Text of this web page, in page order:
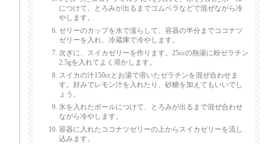
につけて、とろみが出るまでゴムベラなどで混ぜながら冷
やします。
ゼリーのカップを水で濡らして、容器の半分までココナツ
ゼリーを入れ、冷蔵庫で冷やします。
次ぎに、スイカゼリーを作ります。25ccの熱湯に粉ゼラチン
2.5gを入れてよく溶かします。
スイカの汁150ccとお湯で溶いたゼラチンを混ぜ合わせま
す。好みでレモン汁を入れたり、砂糖を加えてもいいでし
ょう。
氷を入れたボールにつけて、とろみが出るまで混ぜ合わせ
ながら冷やします。
容器に入れたココナツゼリーの上からスイカゼリーを流し
込みます。